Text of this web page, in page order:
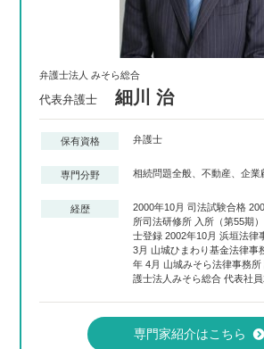
弁護士法人 みそら総合
代表弁護士 細川 治
保有資格 弁護士
専門分野 相続問題全般、不動産、企業
経歴
2000年10月 司法試験合格
所司法研修所 入所（第55期
士登録 2002年10月 浜垣法律
3月 山城ひまわり基金法律事
年 4月 山城みそら法律事務
護士法人みそら総合 代表社
専門家紹介はこちら